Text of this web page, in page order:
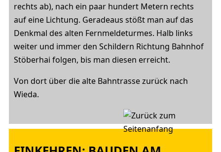
rechts ab), nach ein paar hundert Metern rechts
auf eine Lichtung. Geradeaus stößt man auf das
Denkmal des alten Fernmeldeturmes. Halb links
weiter und immer den Schildern Richtung Bahnhof
Stöberhai folgen, bis man diesen erreicht.
Von dort über die alte Bahntrasse zurück nach
Wieda.